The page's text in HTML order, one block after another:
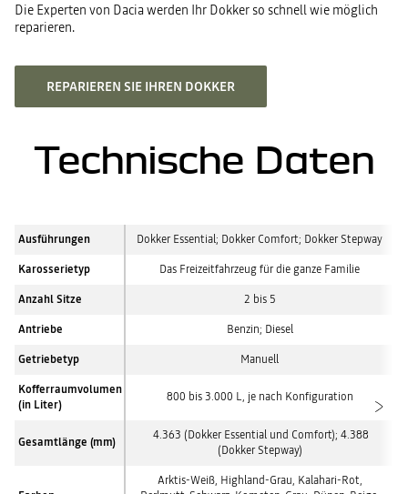
Die Experten von Dacia werden Ihr Dokker so schnell wie möglich
reparieren.
REPARIEREN SIE IHREN DOKKER
Technische Daten
Ausführungen Dokker Essential; Dokker Comfort; Dokker Stepway
Karosserietyp Das Freizeitfahrzeug für die ganze Familie
Anzahl Sitze 2 bis 5
Antriebe Benzin; Diesel
Getriebetyp Manuell
Kofferraumvolumen
(in Liter)
800 bis 3.000 L, je nach Konfiguration
Gesamtlänge (mm)
4.363 (Dokker Essential und Comfort); 4.388
(Dokker Stepway)
Arktis-Weiß, Highland-Grau, Kalahari-Rot,